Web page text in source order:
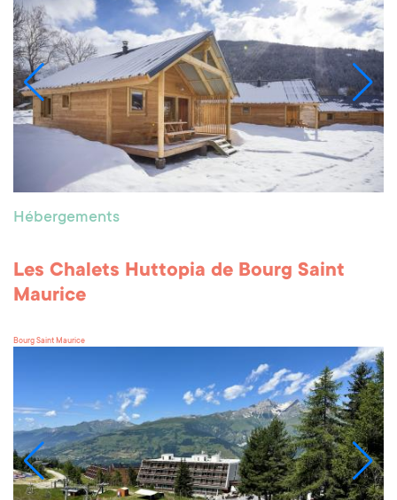
Hébergements
Les Chalets Huttopia de Bourg Saint
Maurice
Bourg Saint Maurice